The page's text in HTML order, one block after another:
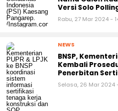
Versi Solo
Rabu, 27 Mar 2024 -
NEWS
BNSP,
Kembali
Penerbitan
Selasa, 26 Mar 2024